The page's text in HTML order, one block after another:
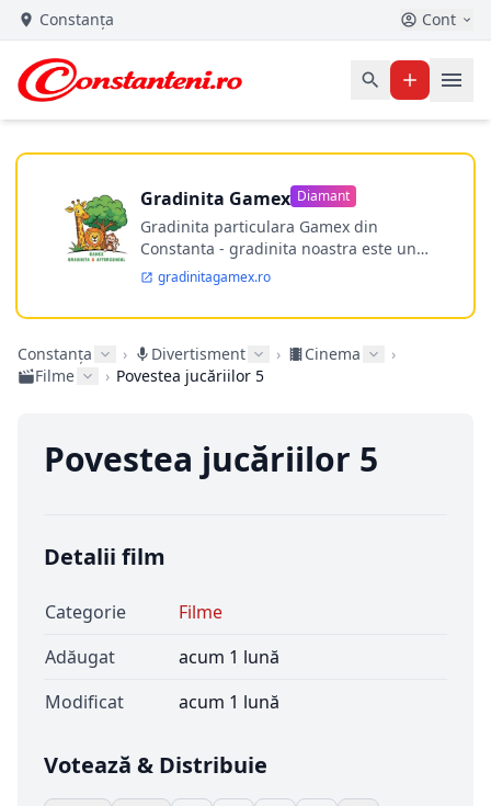
Constanța Cont
Gradinita Gamex Diamant
Gradinita particulara Gamex din
Constanta - gradinita noastra este un
taram de poveste, unde cei mici vin cu
placere, se simt iubiti si in siguranta. Pe
acest taram al inocentei, copiii
interpreteaza roluri, invata sa isi
exprime opiniile si sa isi faca prieteni.
gradinitagamex.ro
Constanța › Divertisment › Cinema
›
Filme
› Povestea jucăriilor 5
Povestea jucăriilor 5
Detalii film
Categorie
Filme
Adăugat
acum 1 lună
Modificat
acum 1 lună
Votează & Distribuie